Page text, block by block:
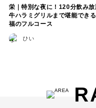
栄｜特別な夜に！120分飲み
牛ハラミグリルまで堪能でき
福のフルコース
ひい